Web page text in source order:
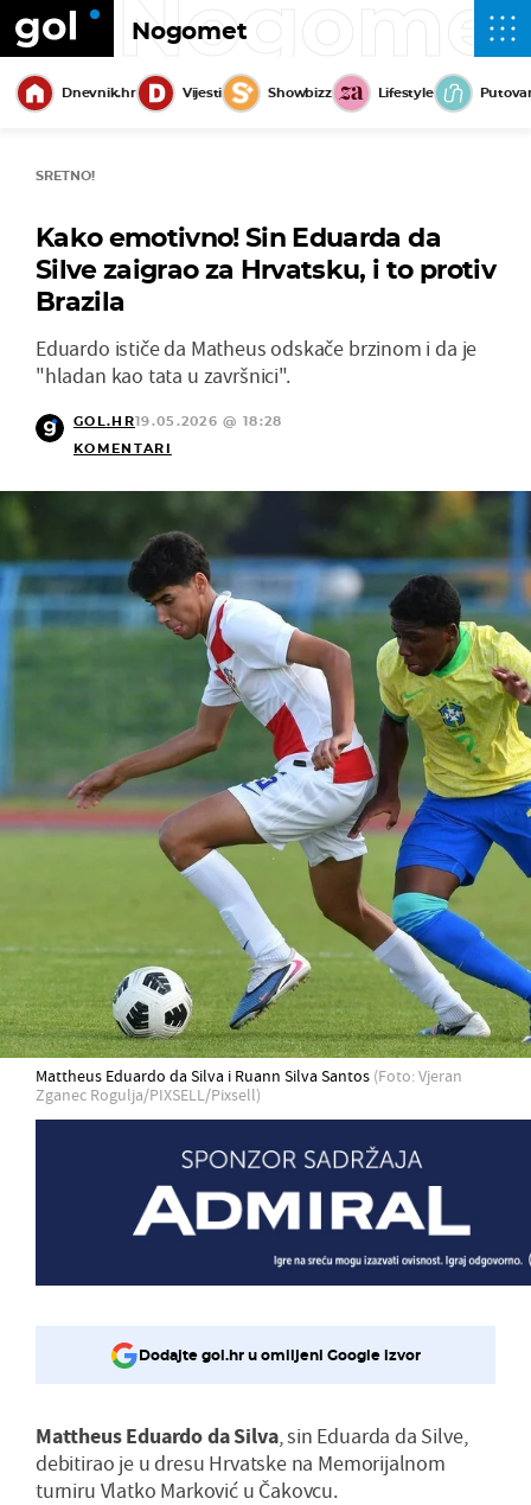
Nogomet
Dnevnik.hr Vijesti Showbizz Lifestyle
SRETNO!
Kako emotivno! Sin Eduarda da
Silve zaigrao za Hrvatsku, i to protiv
Brazila
Eduardo ističe da Matheus odskače brzinom i da je
"hladan kao tata u završnici".
GOL.HR19.05.2026 @ 18:28
KOMENTARI
Mattheus Eduardo da Silva i Ruann Silva Santos (Foto: Vjeran
Zganec Rogulja/PIXSELL/Pixsell)
Dodajte gol.hr u omiljeni Google izvor
Mattheus Eduardo da Silva, sin Eduarda da Silve,
debitirao je u dresu Hrvatske na Memorijalnom
turniru Vlatko Marković u Čakovcu.